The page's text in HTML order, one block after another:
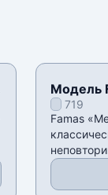
Модель
719
Famas